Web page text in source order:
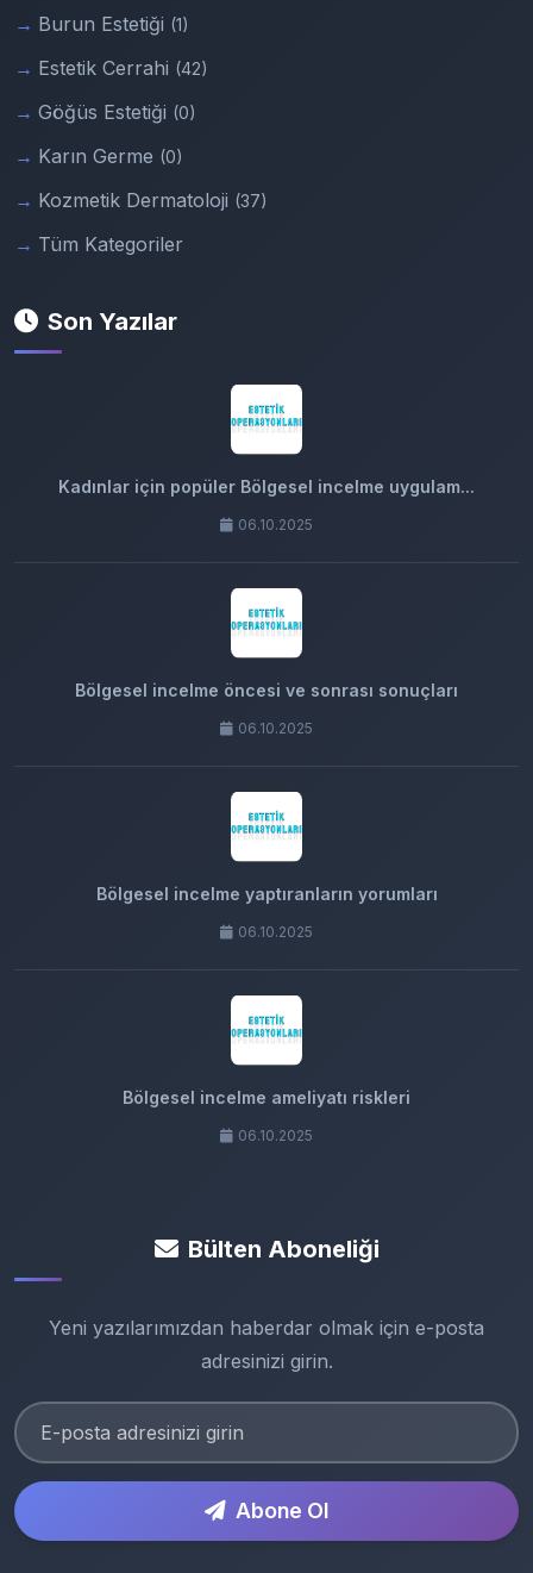
Burun Estetiği (1)
Estetik Cerrahi (42)
Göğüs Estetiği (0)
Karın Germe (0)
Kozmetik Dermatoloji (37)
Tüm Kategoriler
Son Yazılar
Kadınlar için popüler Bölgesel incelme uygulam...
06.10.2025
Bölgesel incelme öncesi ve sonrası sonuçları
06.10.2025
Bölgesel incelme yaptıranların yorumları
06.10.2025
Bölgesel incelme ameliyatı riskleri
06.10.2025
Bülten Aboneliği
Yeni yazılarımızdan haberdar olmak için e-posta
adresinizi girin.
Abone Ol